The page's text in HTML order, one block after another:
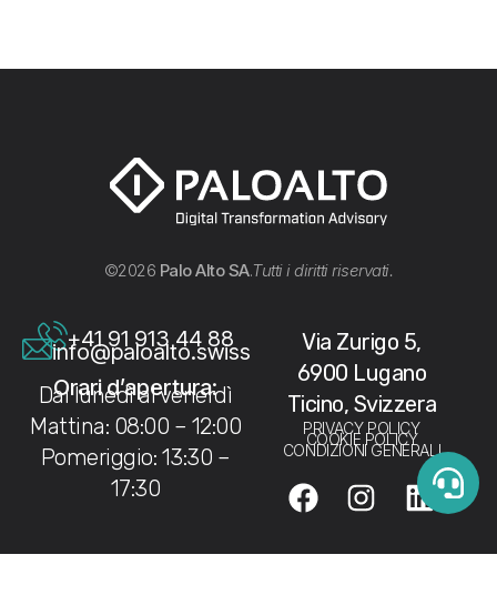
©2026 Palo Alto SA.Tutti i diritti riservati.
Via Zurigo 5,
6900 Lugano
Ticino, Svizzera
PRIVACY POLICY
COOKIE POLICY
CONDIZIONI GENERALI
+41 91 913 44 88
info@paloalto.swiss
Orari d’apertura:
Dal lunedì al venerdì
Mattina: 08:00 – 12:00
Pomeriggio: 13:30 –
17:30